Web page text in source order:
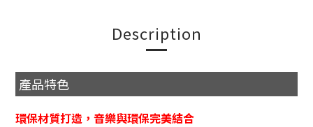
Description
產品特色
環保材質打造，音樂與環保完美結合